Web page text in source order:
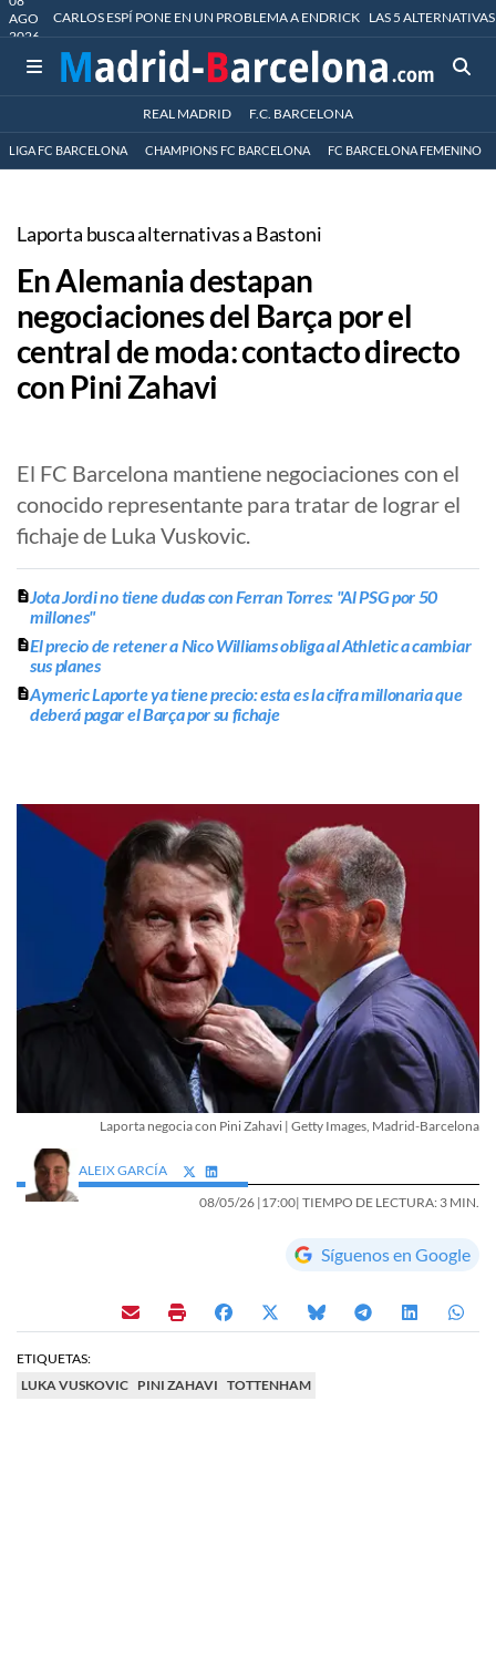
AGO
2026
CARLOS ESPÍ PONE EN UN PROBLEMA A ENDRICK LAS 5
REAL MADRID F.C. BARCELONA
LIGA FC BARCELONA CHAMPIONS FC BARCELONA FC BARCELONA FEMENINO
Laporta busca alternativas a Bastoni
En Alemania destapan
negociaciones del Barça por el
central de moda: contacto directo
con Pini Zahavi
El FC Barcelona mantiene negociaciones con el
conocido representante para tratar de lograr el
fichaje de Luka Vuskovic.
Jota Jordi no tiene dudas con Ferran Torres: "Al PSG por 50
millones"
El precio de retener a Nico Williams obliga al Athletic a cambiar
sus planes
Aymeric Laporte ya tiene precio: esta es la cifra millonaria que
deberá pagar el Barça por su fichaje
Laporta negocia con Pini Zahavi | Getty Images, Madrid-Barcelona
ALEIX GARCÍA
08/05/26 |17:00| TIEMPO DE LECTURA: 3 MIN.
Síguenos en Google
ETIQUETAS:
LUKA VUSKOVIC PINI ZAHAVI TOTTENHAM